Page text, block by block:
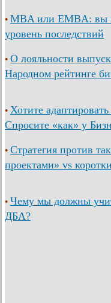
• MBA или EMBA: вы
уровень последствий
• О лояльности
Народном рейтинге
• Хотите
Спросите «как» у
• Стратегия против
проектами» vs
• Чему мы должны
ДБА?